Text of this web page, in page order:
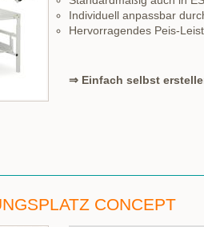
Individuell anpassbar
Hervorragendes Peis-
⇒ Einfach selbst
CONCEPT